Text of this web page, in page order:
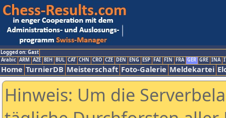
Logged on: Gast
Arabic ARM AZE BIH BUL CAT CHN CRO CZE DEN ENG ESP FAI FIN FRA GER GRE INA
Home TurnierDB Meisterschaft Foto-Galerie Meldekartei
Hinweis: Um die